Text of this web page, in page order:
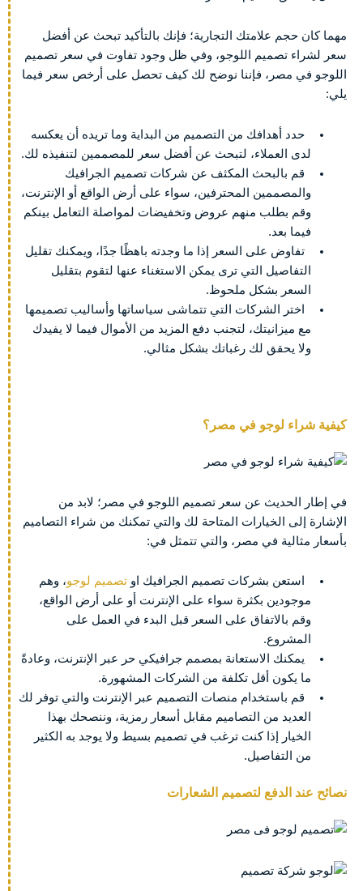
مهما كان حجم علامتك التجارية؛ فإنك بالتأكيد تبحث عن أفضل
سعر لشراء تصميم اللوجو، وفي ظل وجود تفاوت في سعر تصميم
اللوجو في مصر، فإننا نوضح لك كيف تحصل على أرخص سعر فيما
يلي:
حدد أهدافك من التصميم من البداية وما تريده أن يعكسه
لدى العملاء، لتبحث عن أفضل سعر للمصممين لتنفيذه لك.
قم بالبحث المكثف عن شركات تصميم الجرافيك
والمصممين المحترفين، سواء على أرض الواقع أو الإنترنت،
وقم بطلب منهم عروض وتخفيضات لمواصلة التعامل بينكم
فيما بعد.
تفاوض على السعر إذا ما وجدته باهظًا جدًا، ويمكنك تقليل
التفاصيل التي ترى يمكن الاستغناء عنها لتقوم بتقليل
السعر بشكل ملحوظ.
اختر الشركات التي تتماشى سياساتها وأساليب تصميمها
مع ميزانيتك، لتجنب دفع المزيد من الأموال فيما لا يفيدك
ولا يحقق لك رغباتك بشكل مثالي.
كيفية شراء لوجو في مصر؟
في إطار الحديث عن سعر تصميم اللوجو في مصر؛ لابد من
الإشارة إلى الخيارات المتاحة لك والتي تمكنك من شراء التصاميم
بأسعار مثالية في مصر، والتي تتمثل في:
استعن بشركات تصميم الجرافيك او تصميم لوجو، وهم
موجودين بكثرة سواء على الإنترنت أو على أرض الواقع،
وقم بالاتفاق على السعر قبل البدء في العمل على
المشروع.
يمكنك الاستعانة بمصمم جرافيكي حر عبر الإنترنت، وعادةً
ما يكون أقل تكلفة من الشركات المشهورة.
قم باستخدام منصات التصميم عبر الإنترنت والتي توفر لك
العديد من التصاميم مقابل أسعار رمزية، وننصحك بهذا
الخيار إذا كنت ترغب في تصميم بسيط ولا يوجد به الكثير
من التفاصيل.
نصائح عند الدفع لتصميم الشعارات